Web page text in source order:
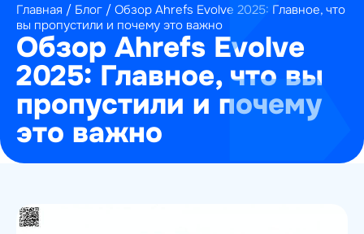
Главная / Блог / Обзор Ahrefs Evolve 2025: Главное, что
вы пропустили и почему это важно
Обзор Ahrefs Evolve
2025: Главное, что вы
пропустили и почему
это важно